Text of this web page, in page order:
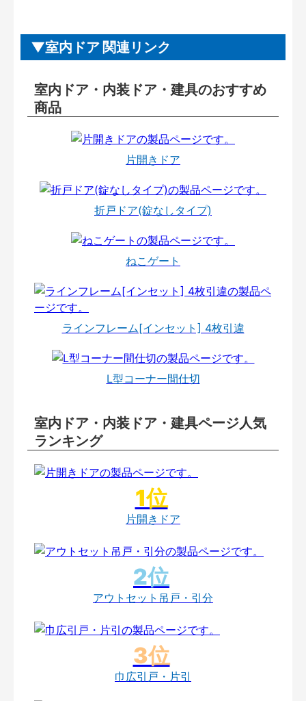
室内ドア 関連リンク
室内ドア・内装ドア・建具のおすすめ
商品
片開きドア
折戸ドア(錠なしタイプ)
ねこゲート
ラインフレーム[インセット] 4枚引違
L型コーナー間仕切
室内ドア・内装ドア・建具ページ人気
ランキング
片開きドア
アウトセット吊戸・引分
巾広引戸・片引